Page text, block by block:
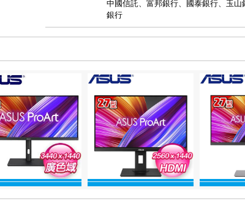
中國信託、富邦銀行、國泰銀行、玉
銀行